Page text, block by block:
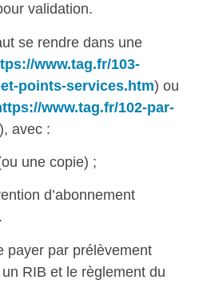
validation.
se rendre dans une
www.tag.fr/103-
points-services.htm) ou
www.tag.fr/102-par-
), avec :
une copie) ;
d’abonnement
payer par prélèvement
RIB et le règlement du